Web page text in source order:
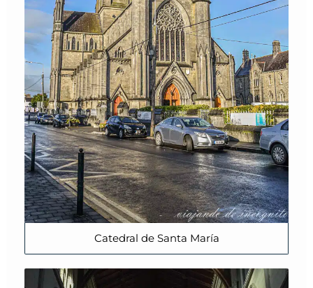
Catedral de Santa María